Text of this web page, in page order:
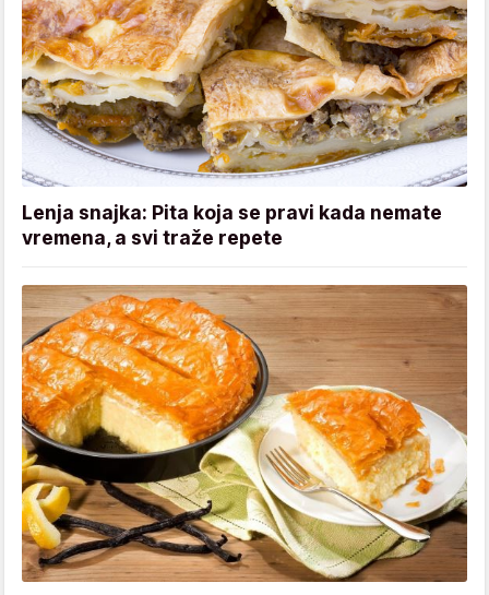
Lenja snajka: Pita koja se pravi kada nemate
vremena, a svi traže repete